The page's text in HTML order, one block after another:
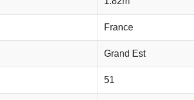
France
Grand Est
51